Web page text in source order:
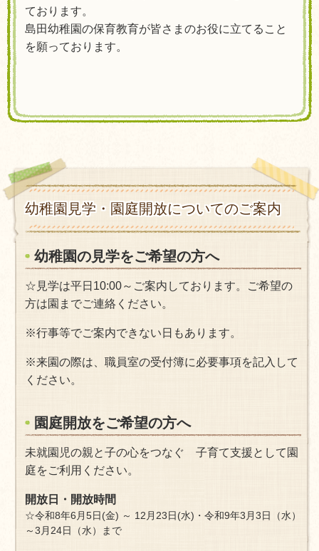
ております。
島田幼稚園の保育教育が皆さまのお役に立てること
を願っております。
幼稚園見学・園庭開放についてのご案内
幼稚園の見学をご希望の方へ
☆ 見学は平日 10:00～ご案内しております。
ご希望の
方は園までご連絡ください。
※行事等でご案内できない日もあります。
※来園の際は、職員室の受付簿に必要事項を記入して
ください。
園庭開放をご希望の方へ
未就園児の親と子の心をつなぐ 子育て支援として園
庭をご利用ください。
開放日・開放時間
☆令和8年6月5日(金) ～ 12月23日(水)・令和9年3月3日（水）
～3月24日（水）
まで